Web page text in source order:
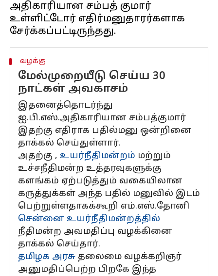
அதிகாரியான சம்பத் குமார்
உள்ளிட்டோர் எதிர்மனுதாரர்களாக
வழக்கு
மேல்முறையீடு செய்ய 30
நாட்கள் அவகாசம்
இதனைத்தொடர்ந்து
ஐ.பி.எஸ்.அதிகாரியான சம்பத்குமார்
இதற்கு எதிராக பதில்மனு ஒன்றினை
தாக்கல் செய்துள்ளார்.
அதற்கு , உயர்நீதிமன்றம் மற்றும்
உச்சநீதிமன்ற உத்தரவுகளுக்கு
களங்கம் ஏற்படுத்தும் வகையிலான
கருத்துக்கள் அந்த பதில் மனுவில் இடம்
பெற்றுள்ளதாகக்கூறி எம்.எஸ்.தோனி
சென்னை உயர்நீதிமன்றத்தில்
நீதிமன்ற அவமதிப்பு வழக்கினை
தாக்கல் செய்தார்.
தமிழக அரசு தலைமை வழக்கறிஞர்
அனுமதிப்பெற்ற பிறகே இந்த